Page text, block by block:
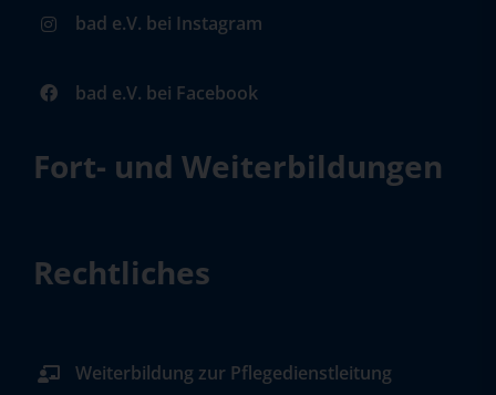
bad e.V. bei Instagram
bad e.V. bei Facebook
Fort- und Weiterbildungen
Rechtliches
Weiterbildung zur Pflegedienstleitung